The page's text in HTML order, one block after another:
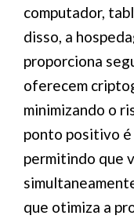
computador,
disso, a
proporciona
oferecem
minimizando o
ponto positivo é
permitindo que
que otimiza a